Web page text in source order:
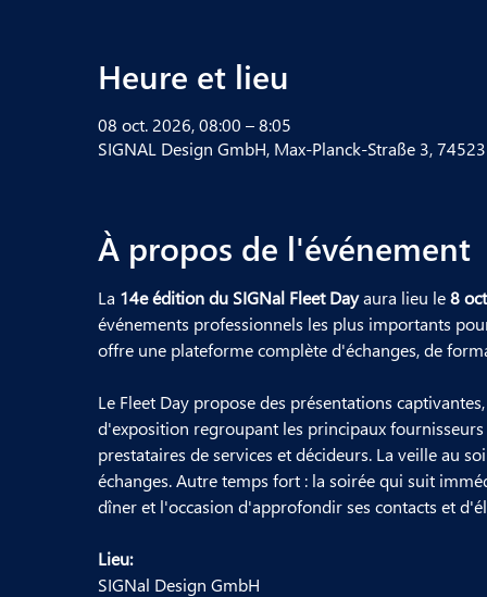
Heure et lieu
08 oct. 2026, 08:00 – 8:05
SIGNAL Design GmbH, Max-Planck-Straße 3,
À propos de l'événement
La 14e édition du SIGNal Fleet Day aura lieu le 8
événements professionnels les plus importants
offre une plateforme complète d'échanges, de
Le Fleet Day propose des présentations
d'exposition regroupant les principaux
prestataires de services et décideurs. La veille au
échanges. Autre temps fort : la soirée qui suit
dîner et l'occasion d'approfondir ses contacts et
Lieu:
SIGNal Design GmbH